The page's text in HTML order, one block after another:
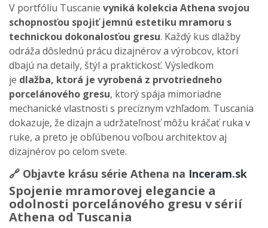
V portfóliu Tuscanie vyniká kolekcia Athena svojou
schopnosťou spojiť jemnú estetiku mramoru s
technickou dokonalosťou gresu. Každý kus dlažby
odráža dôslednú prácu dizajnérov a výrobcov, ktorí
dbajú na detaily, štýl a praktickosť. Výsledkom
je dlažba, ktorá je vyrobená z prvotriedneho
porcelánového gresu, ktorý spája mimoriadne
mechanické vlastnosti s precíznym vzhľadom. Tuscania
dokazuje, že dizajn a udržateľnosť môžu kráčať ruka v
ruke, a preto je obľúbenou voľbou architektov aj
dizajnérov po celom svete.
🔗 Objavte krásu série Athena na Inceram.sk
Spojenie mramorovej elegancie a
odolnosti porcelánového gresu v sérií
Athena od Tuscania